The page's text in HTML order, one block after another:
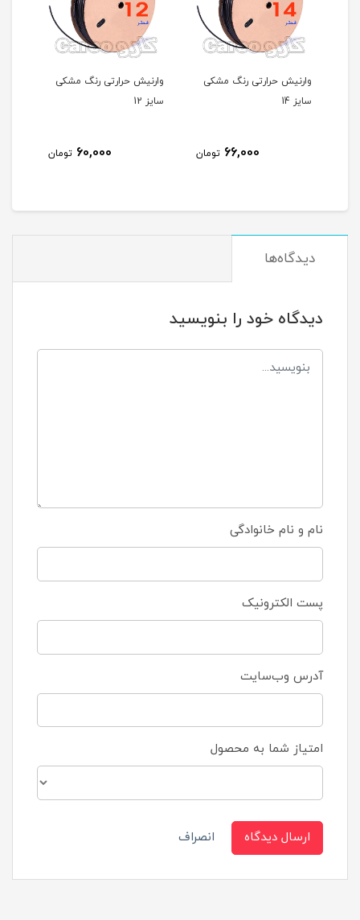
رنگ مشکی
وارنیش حرارتی رنگ مشکی
60,000
وارنیش حرارتی رنگ مشکی
46,000
دیدگاه‌ها
دیدگاه خود را بنویسید
نام و نام خانوادگی
پست الکترونیک
آدرس وب‌سایت
امتیاز شما به محصول
ارسال دیدگاه انصراف